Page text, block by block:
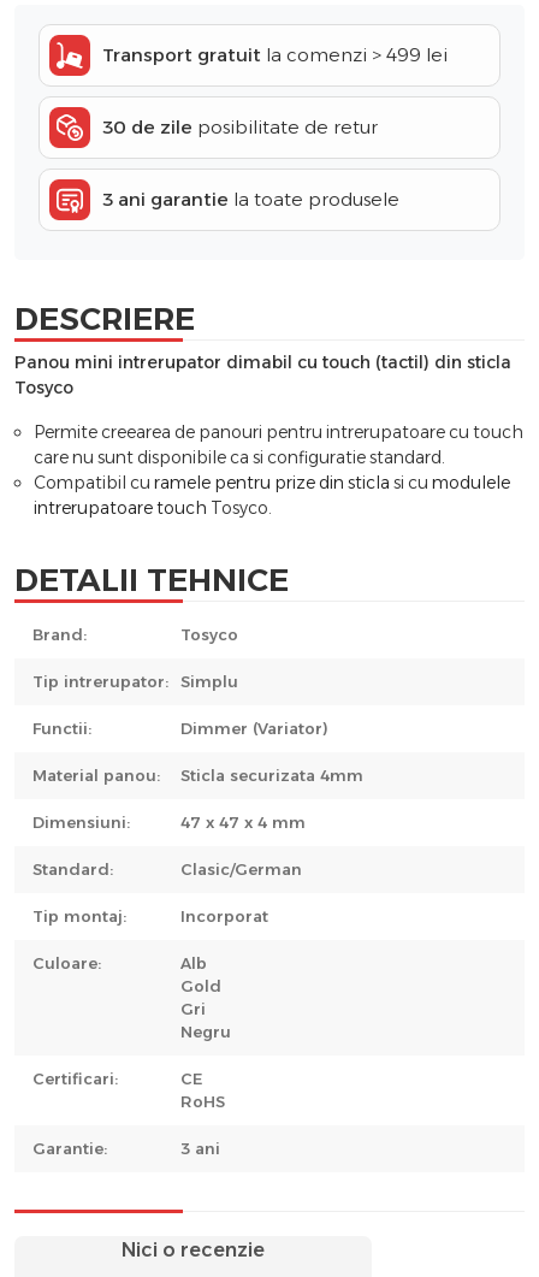
Transport gratuit la comenzi > 499 lei
30 de zile posibilitate de retur
3 ani garantie la toate produsele
DESCRIERE
Panou mini intrerupator dimabil cu touch (tactil) din sticla
Tosyco
Permite creearea de panouri pentru intrerupatoare cu touch
care nu sunt disponibile ca si configuratie standard.
Compatibil cu ramele pentru prize din sticla si cu modulele
intrerupatoare touch Tosyco.
DETALII TEHNICE
Brand: Tosyco
Tip intrerupator: Simplu
Functii: Dimmer (Variator)
Material panou: Sticla securizata 4mm
Dimensiuni: 47 x 47 x 4 mm
Standard: Clasic/German
Tip montaj: Incorporat
Culoare:
Alb
Gold
Gri
Negru
Certificari:
CE
RoHS
Garantie: 3 ani
Nici o recenzie